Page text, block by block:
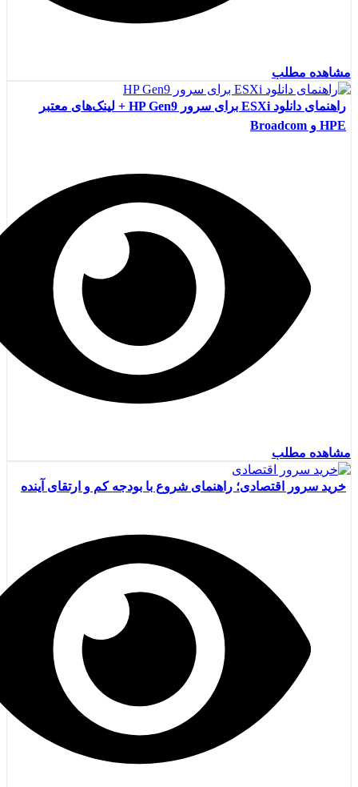
مشاهده مطلب
راهنمای دانلود ESXi برای سرور HP Gen9 + لینک‌های معتبر
HPE و Broadcom
مشاهده مطلب
خرید سرور اقتصادی؛ راهنمای شروع با بودجه کم و ارتقای آینده